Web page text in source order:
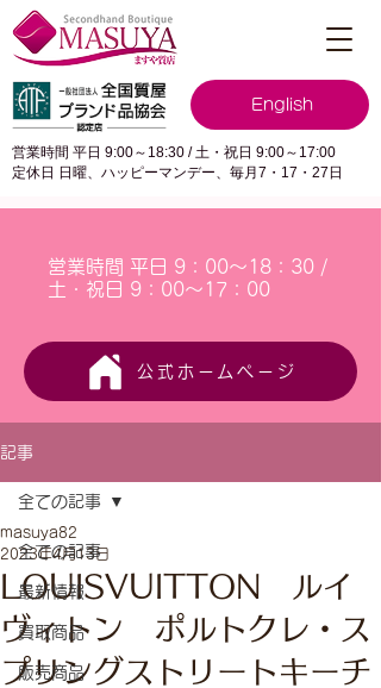
English
営業時間 平日 9:00～18:30 / 土・祝日 9:00～17:00
定休日 日曜、ハッピーマンデー、毎月7・17・27日
営業時間 平日 9：00～18：30 /
土・祝日 9：00～17：00
公式ホームページ
記事
全ての記事
最新情報
買取商品
販売商品
全ての記事
LOUISVUITTON ルイ
ヴィトン ポルトクレ・ス
プリングストリートキーチ
masuya82
2023年4月13日